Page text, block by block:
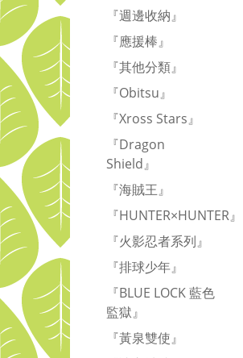
『週邊收納』
『應援棒』
『其他分類』
『Obitsu』
『Xross Stars』
『Dragon
Shield』
『海賊王』
『HUNTER×HUNTER』
『火影忍者系列』
『排球少年』
『BLUE LOCK 藍色
監獄』
『黃泉雙使』